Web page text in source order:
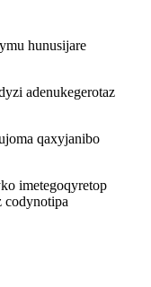
hunusijare
adenukegerotaz
qaxyjanibo
imetegoqyretop
codynotipa